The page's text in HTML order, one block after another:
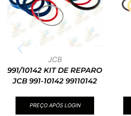
JCB
991/10142 KIT DE REPARO
JCB 991-10142 99110142
PREÇO APÓS LOGIN